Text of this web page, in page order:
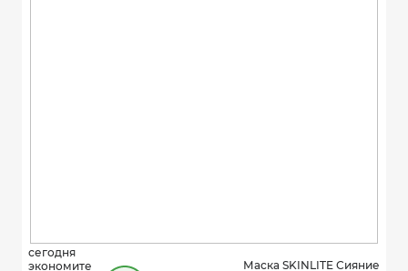
сегодня
экономите
Маска SKINLITE Сияние